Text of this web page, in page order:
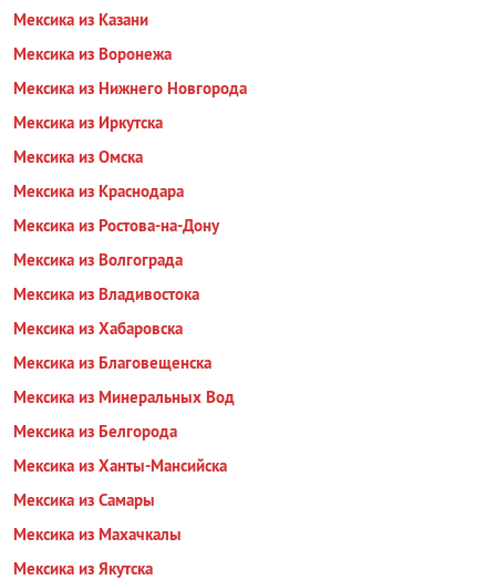
Мексика из Казани
Мексика из Воронежа
Мексика из Нижнего Новгорода
Мексика из Иркутска
Мексика из Омска
Мексика из Краснодара
Мексика из Ростова-на-Дону
Мексика из Волгограда
Мексика из Владивостока
Мексика из Хабаровска
Мексика из Благовещенска
Мексика из Минеральных Вод
Мексика из Белгорода
Мексика из Ханты-Мансийска
Мексика из Самары
Мексика из Махачкалы
Мексика из Якутска